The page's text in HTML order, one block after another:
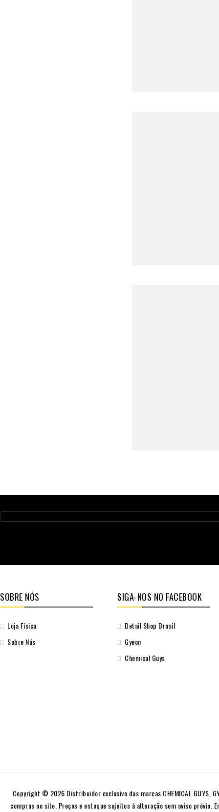
SOBRE NÓS
Loja Física
Sobre Nós
SIGA-NOS NO FACEBOOK
Detail Shop Brasil
Gyeon
Chemical Guys
Copyright © 2026 Distribuidor exclusivo das marcas CHEMICAL GUYS,
compras no site. Preços e estoque sujeitos à alteração sem aviso prévio.